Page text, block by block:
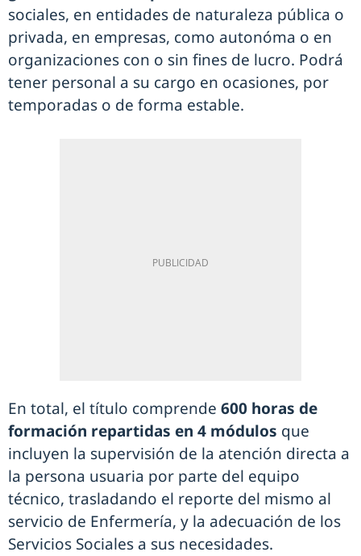
sociales, en entidades de naturaleza pública o
privada, en empresas, como autonóma o en
organizaciones con o sin fines de lucro. Podrá
tener personal a su cargo en ocasiones, por
temporadas o de forma estable.
En total, el título comprende 600 horas de
formación repartidas en 4 módulos que
incluyen la supervisión de la atención directa a
la persona usuaria por parte del equipo
técnico, trasladando el reporte del mismo al
servicio de Enfermería, y la adecuación de los
Servicios Sociales a sus necesidades.